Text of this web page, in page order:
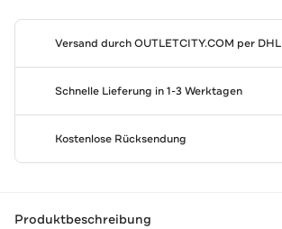
Versand durchOUTLETCITY.COM per DHL
Schnelle Lieferung in 1-3 Werktagen
Kostenlose Rücksendung
Produktbeschreibung